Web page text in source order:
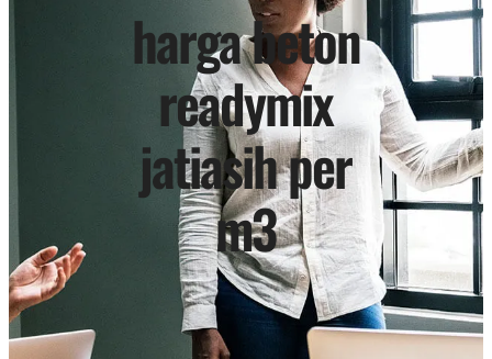
harga beton
readymix
jatiasih per
m3